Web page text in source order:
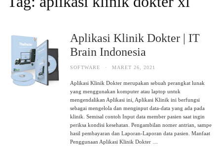
Aplikasi Klinik Dokter | IT
Brain Indonesia
SOFTWARE · MARET 26, 2021
Aplikasi Klinik Dokter merupakan sebuah perangkat lunak
yang menggunakan komputer atau laptop untuk
mengendalikan Aplikasi ini, Aplikasi Klinik ini berfungsi
sebagai mengelola dan menginput data-data yang ada pada
klinik. Semisal contoh Input data member pasien saat ingin
periksa kondisi kesehatan. Pengambilan nomer antrian, sampe
hasil pembayaran dan Laporan-Laporan data pasien. Manfaat
Penggunaan Aplikasi Klinik Dokter …